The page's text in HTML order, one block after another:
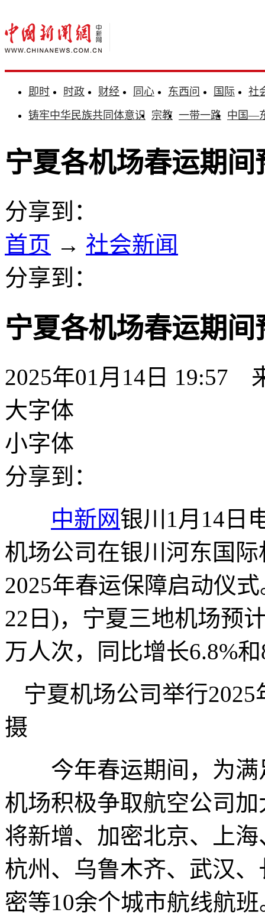
即时 时政 财经 同心 东西问 国际
社
铸牢中华民族共同体意识 宗教 一带一路 中国—
宁夏各机场春运期
分享到：
首页 → 社会新闻
分享到：
宁夏各机场春运期
2025年01月14日 19:57
大字体
小字体
分享到：
中新网银川1月14日
机场公司在银川河东国际
2025年春运保障启动仪
22日)，宁夏三地机场预
万人次，同比增长6.8%
宁夏机场公司举行
摄
今年春运期间，为满
机场积极争取航空公司
将新增、加密北京、上
杭州、乌鲁木齐、武汉
密等10余个城市航线航班